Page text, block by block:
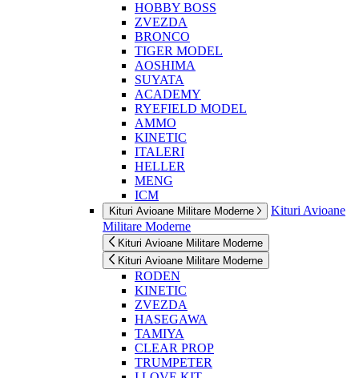
HOBBY BOSS
ZVEZDA
BRONCO
TIGER MODEL
AOSHIMA
SUYATA
ACADEMY
RYEFIELD MODEL
AMMO
KINETIC
ITALERI
HELLER
MENG
ICM
Kituri Avioane Militare Moderne
Kituri Avioane
Militare Moderne
Kituri Avioane Militare Moderne
Kituri Avioane Militare Moderne
RODEN
KINETIC
ZVEZDA
HASEGAWA
TAMIYA
CLEAR PROP
TRUMPETER